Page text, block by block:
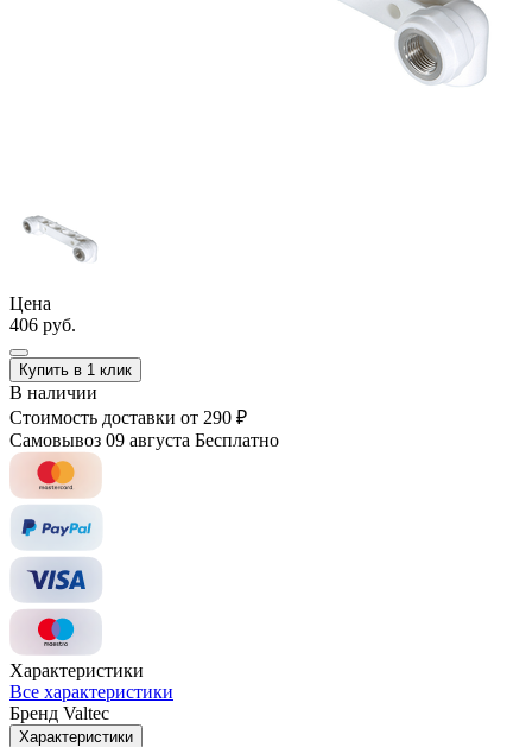
Цена
406 руб.
Купить в 1 клик
В наличии
Стоимость доставки от 290 ₽
Самовывоз 09 августа Бесплатно
Характеристики
Все характеристики
Бренд Valtec
Характеристики